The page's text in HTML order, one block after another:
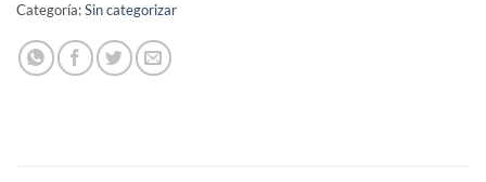
Categoría:Sin categorizar